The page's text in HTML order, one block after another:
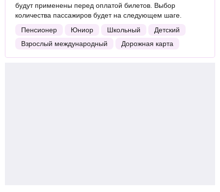
будут применены перед оплатой билетов. Выбор
количества пассажиров будет на следующем шаге.
Пенсионер
Юниор Школьный
Детский
Взрослый международный
Дорожная карта